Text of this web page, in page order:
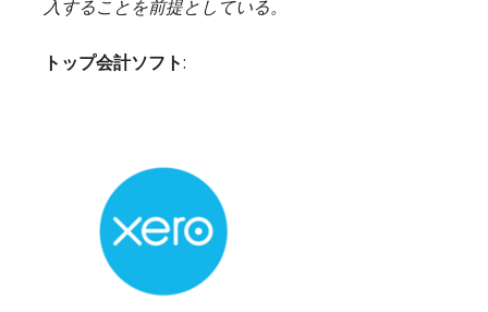
入することを前提としている。
トップ会計ソフト: